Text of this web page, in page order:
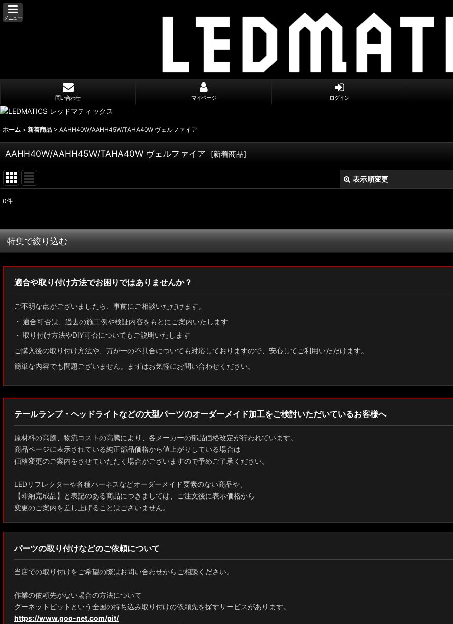
メニュー
問い合わせ マイページ ログイン
ホーム > 新着商品 > AAHH40W/AAHH45W/TAHA40W ヴェルファイア
AAHH40W/AAHH45W/TAHA40W ヴェルファイア [新着商品]
表示順変更
並び順:
0件
特集で絞り込む
ZN8 GR86
GUN125 ハイラックス
AXUH80/85 MXUA80/85 ハリアー
MXAA54 AXAH54/52 RAV4
ZVG11/ZSG10 カローラクロス
ZWE211W/ZWE214W/ZRE212W/NRE210W カローラツーリング
ZWE211H/NRE210H/NRE214H カローラスポーツ
GXPA16 MXPA12 GRヤリス
MXPH10/MXPA10/MXBA10/KSP210 ヤリス
MXPJ10/15 MXPB10/15 ヤリスクロス
ZYX10 NGX50 C-HR
AAHH40W/AAHH45W/TAHA40W ヴェルファイア
AAHH40W/AAHH45W/AGH40W アルファード
適合や取り付け方法でお困りではありませんか？
ご不明な点がございましたら、事前にご相談いただけます。
適合可否は、過去の施工例や検証内容をもとにご案内いたします
取り付け方法やDIY可否についてもご説明いたします
ご購入後の取り付け方法や、万が一の不具合についても対応しておりますので、安心してご利用いただけます。
簡単な内容でも問題ございません。まずはお気軽にお問い合わせください。
テールランプ・ヘッドライトなどの大型パーツのオーダーメイド加工をご検討いただいているお客様へ
原材料の高騰、物流コストの高騰により、各メーカーの部品価格改定が行われています。
商品ページに表示されている純正部品価格から値上がりしている場合は
価格変更のご案内をさせていただく場合がございますので予めご了承ください。
LEDリフレクターや各種ハーネスなどオーダーメイド要素のない商品や、
【即納完成品】と表記のある商品につきましては、ご注文後に表示価格から
変更のご案内を差し上げることはございません。
パーツの取り付けなどのご依頼について
当店での取り付けをご希望の際はお問い合わせからご相談ください。
作業の依頼先がない場合の方法について
グーネットピットという全国の持ち込み取り付けの依頼先を探すサービスがあります。
https://www.goo-net.com/pit/